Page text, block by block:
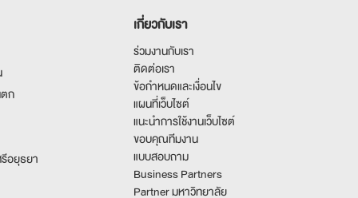
ก
อยุธยา
เกี่ยวกับเรา
ร่วมงานกับเรา
ติดต่อเรา
ข้อกำหนดและเงื่อนไข
แผนที่เว็บไซต์
แนะนำการใช้งานเว็บไซต์
ขอบคุณทีมงาน
แบบสอบถาม
Business Partners
Partner มหาวิทยาลัย